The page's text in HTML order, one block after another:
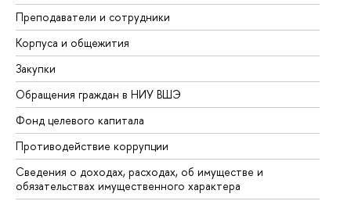
Преподаватели и сотрудники
Корпуса и общежития
Закупки
Обращения граждан в НИУ ВШЭ
Фонд целевого капитала
Противодействие коррупции
Сведения о доходах, расходах, об имуществе и
обязательствах имущественного характера